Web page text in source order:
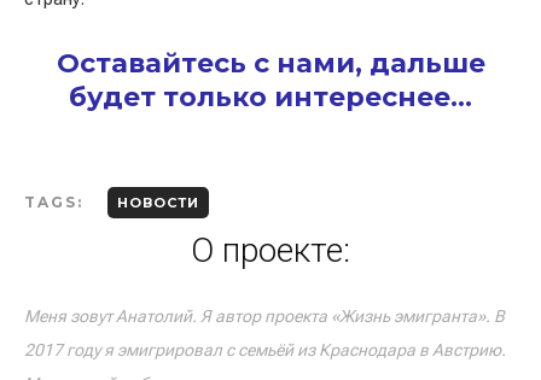
Оставайтесь с нами, дальше
будет только интереснее…
TAGS: НОВОСТИ
О проекте:
Меня зовут Анатолий. Я автор проекта «Жизнь эмигранта». В
2017 году я эмигрировал с семьёй из Краснодара в Австрию.